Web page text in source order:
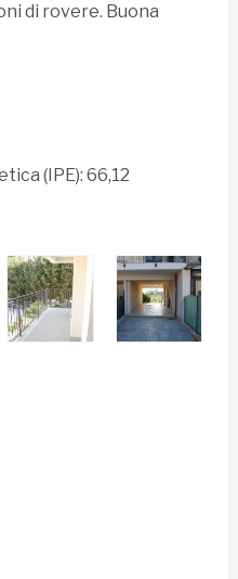
di rovere. Buona
(IPE): 66,12